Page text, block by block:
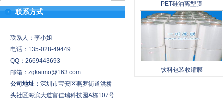
联系方式
联系人：李小姐
电话：135-028-49449
QQ：2669443693
邮箱：zgkaimo@163.com
公司地址： 深圳市宝安区燕罗街道洪桥
头社区海滨大道富佳瑞科技园A栋107号
PET硅油离型膜
饮料包装收缩膜